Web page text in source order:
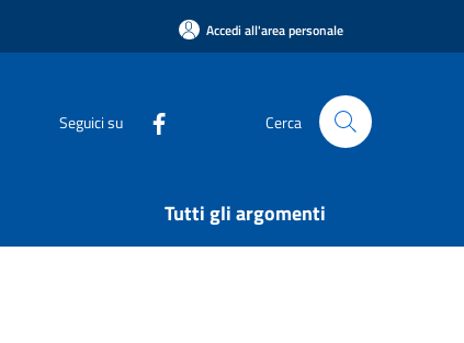
Accedi all'area personale
Seguici su Cerca
Tutti gli argomenti